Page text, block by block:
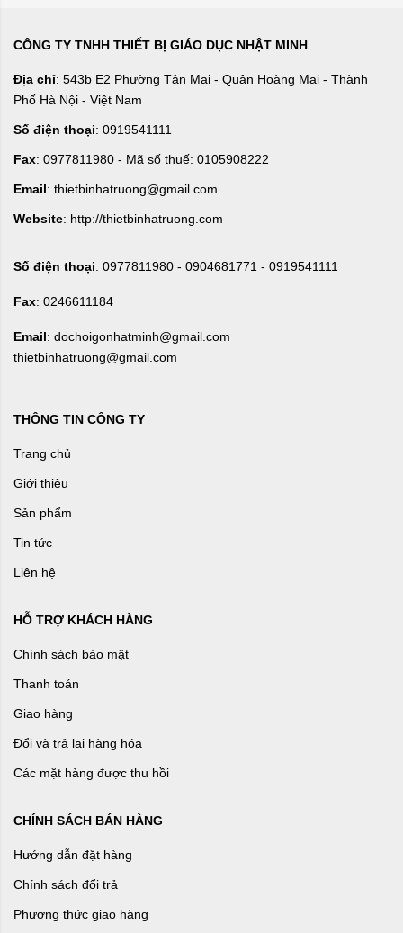
CÔNG TY TNHH THIẾT BỊ GIÁO DỤC NHẬT MINH
Địa chỉ: 543b E2 Phường Tân Mai - Quận Hoàng Mai - Thành
Phố Hà Nội - Việt Nam
Số điện thoại: 0919541111
Fax: 0977811980 - Mã số thuế: 0105908222
Email: thietbinhatruong@gmail.com
Website: http://thietbinhatruong.com
Số điện thoại: 0977811980 - 0904681771 - 0919541111
Fax: 0246611184
Email: dochoigonhatminh@gmail.com
thietbinhatruong@gmail.com
THÔNG TIN CÔNG TY
Trang chủ
Giới thiệu
Sản phẩm
Tin tức
Liên hệ
HỖ TRỢ KHÁCH HÀNG
Chính sách bảo mật
Thanh toán
Giao hàng
Đổi và trả lại hàng hóa
Các mặt hàng được thu hồi
CHÍNH SÁCH BÁN HÀNG
Hướng dẫn đặt hàng
Chính sách đổi trả
Phương thức giao hàng